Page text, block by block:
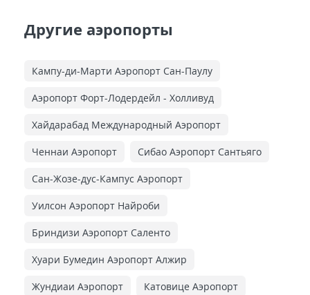
Другие аэропорты
Кампу-ди-Марти Аэропорт Сан-Паулу
Аэропорт Форт-Лодердейл - Холливуд
Хайдарабад Международный Аэропорт
Ченнаи Аэропорт Сибао Аэропорт Сантьяго
Сан-Жозе-дус-Кампус Аэропорт
Уилсон Аэропорт Найроби
Бриндизи Аэропорт Саленто
Хуари Бумедин Аэропорт Алжир
Жундиаи Аэропорт Катовице Аэропорт